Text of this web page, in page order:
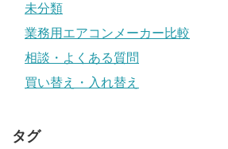
未分類
業務用エアコンメーカー比較
相談・よくある質問
買い替え・入れ替え
タグ